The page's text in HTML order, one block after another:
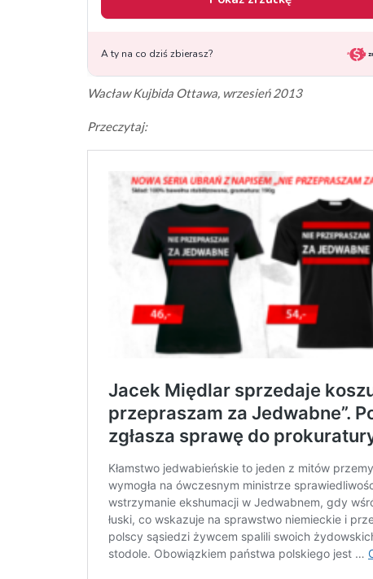
Wacław Kujbida Ottawa, wrzesień 2013
Przeczytaj: